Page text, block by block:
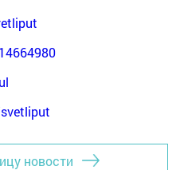
новости